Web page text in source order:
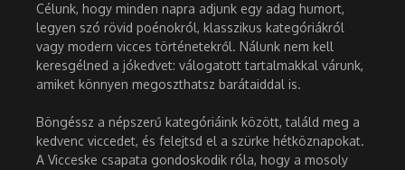
Célunk, hogy minden napra adjunk egy adag humort,
legyen szó rövid poénokról, klasszikus kategóriákról
vagy modern vicces történetekről. Nálunk nem kell
keresgélned a jókedvet: válogatott tartalmakkal várunk,
amiket könnyen megoszthatsz barátaiddal is.
Böngéssz a népszerű kategóriáink között, találd meg a
kedvenc viccedet, és felejtsd el a szürke hétköznapokat.
A Vicceske csapata gondoskodik róla, hogy a mosoly